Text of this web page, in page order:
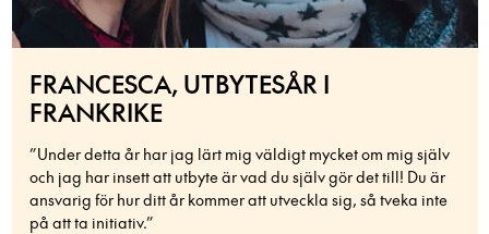
FRANCESCA, UTBYTESÅR I
FRANKRIKE
”Under detta år har jag lärt mig väldigt mycket om mig själv
och jag har insett att utbyte är vad du själv gör det till! Du är
ansvarig för hur ditt år kommer att utveckla sig, så tveka inte
på att ta initiativ.”